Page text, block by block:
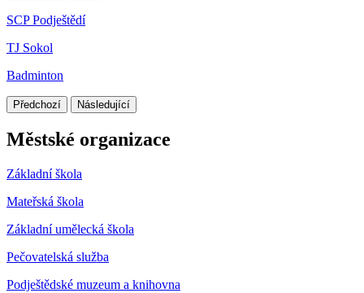
SCP Podještědí
TJ Sokol
Badminton
Předchozí Následující
Městské organizace
Základní škola
Mateřská škola
Základní umělecká škola
Pečovatelská služba
Podještědské muzeum a knihovna